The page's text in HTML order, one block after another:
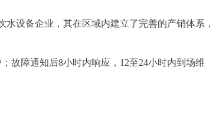
设备企业，其在区域内建立了完善的产销体系，
故障通知后8小时内响应，12至24小时内到场维